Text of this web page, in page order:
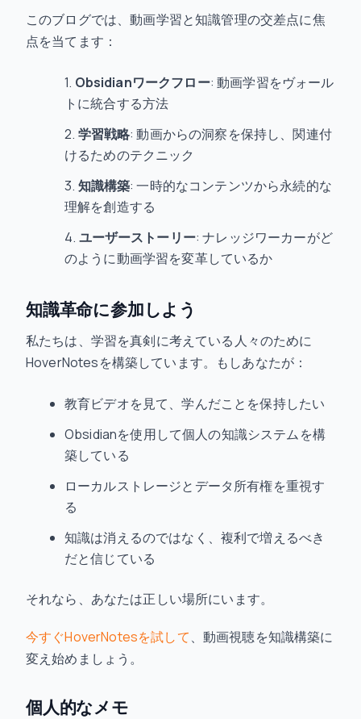
このブログでは、動画学習と知識管理の交差点に焦
点を当てます：
Obsidianワークフロー: 動画学習をヴォール
トに統合する方法
学習戦略: 動画からの洞察を保持し、関連付
けるためのテクニック
知識構築: 一時的なコンテンツから永続的な
理解を創造する
ユーザーストーリー: ナレッジワーカーがど
のように動画学習を変革しているか
知識革命に参加しよう
私たちは、学習を真剣に考えている人々のために
HoverNotesを構築しています。もしあなたが：
教育ビデオを見て、学んだことを保持したい
Obsidianを使用して個人の知識システムを構
築している
ローカルストレージとデータ所有権を重視す
る
知識は消えるのではなく、複利で増えるべき
だと信じている
それなら、あなたは正しい場所にいます。
今すぐHoverNotesを試して、動画視聴を知識構築に
変え始めましょう。
個人的なメモ